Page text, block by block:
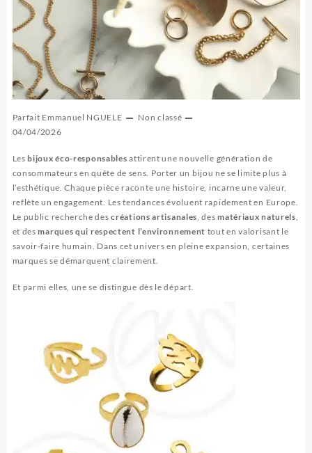
Parfait Emmanuel NGUELE
Non classé
04/04/2026
Lesbijoux éco-responsables attirent une nouvelle génération de
consommateurs en quête de sens. Porter un bijou ne se limite plus à
l’esthétique. Chaque pièce raconte une histoire, incarne une valeur,
reflète un engagement. Les tendances évoluent rapidement en Europe.
Le public recherche des créations artisanales, desmatériaux naturels,
et desmarques qui respectent l’environnement tout en valorisant le
savoir-faire humain. Dans cet univers en pleine expansion, certaines
marques se démarquent clairement.
Et parmi elles, une se distingue dès le départ.